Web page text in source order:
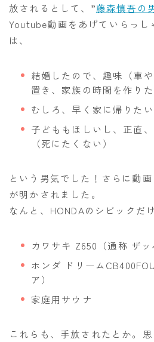
放されるとして、”藤森慎吾の
Youtube動画をあげていらっし
は、
結婚したので、趣味（車
置き、家族の時間を作り
むしろ、早く家に帰りたい
子どももほしいし、正直
（死にたくない）
という男気でした！さらに動
が明かされました。
なんと、HONDAのシビックだ
カワサキ Z650（通称 ザッ
ホンダ ドリーム
ア）
家庭用サウナ
これらも、手放されたとか。